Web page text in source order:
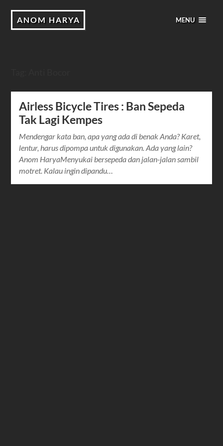
ANOM HARYA MENU
Airless Bicycle Tires : Ban Sepeda
Tak Lagi Kempes
Mendengar kata ban, apa yang ada di benak Anda? Karet,
lentur, harus dipompa untuk digunakan. Ada yang lain?
Anom HaryaMenyukai bersepeda dan jalan-jalan sambil
motret. Kalau ingin dipandu…